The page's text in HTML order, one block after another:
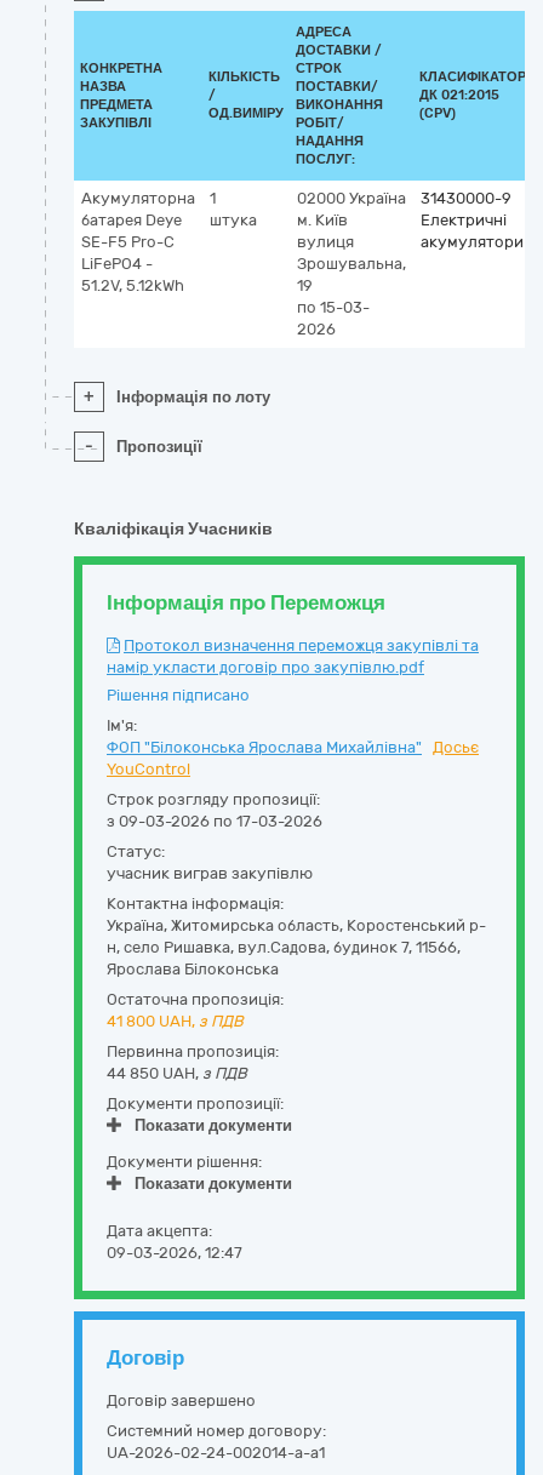
КОНКРЕТНА
НАЗВА
ПРЕДМЕТА
ЗАКУПІВЛІ
КІЛЬКІСТЬ
/
ОД.ВИМІРУ
АДРЕСА
ДОСТАВКИ /
СТРОК
ПОСТАВКИ/
ВИКОНАННЯ
РОБІТ/
НАДАННЯ
ПОСЛУГ:
КЛАСИФІКАТОР
ДК 021:2015
(CPV)
Акумуляторна
батарея Deye
SE-F5 Pro-C
LiFePO4 -
51.2V, 5.12kWh
1
штука
02000 Україна
м. Київ
вулиця
Зрошувальна,
19
по 15-03-
2026
31430000-9
Електричні
акумулятори
+ Інформація по лоту
- Пропозиції
Кваліфікація Учасників
Інформація про Переможця
Протокол визначення переможця закупівлі та
намір укласти договір про закупівлю.pdf
Рішення підписано
Ім'я:
ФОП "Білоконська Ярослава Михайлівна"
Досьє
YouControl
Строк розгляду пропозиції:
з 09-03-2026 по 17-03-2026
Статус:
учасник виграв закупівлю
Контактна інформація:
Україна, Житомирська область, Коростенський р-
н, село Ришавка, вул.Садова, будинок 7, 11566,
Ярослава Білоконська
Остаточна пропозиція:
41 800 UAH, з ПДВ
Первинна пропозиція:
44 850 UAH, з ПДВ
Документи пропозиції:
Показати документи
Документи рішення:
Показати документи
Дата акцепта:
09-03-2026, 12:47
Договір
Договір завершено
Системний номер договору:
UA-2026-02-24-002014-a-a1